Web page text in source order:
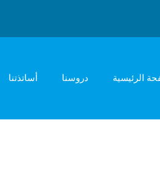
الرئيسية دروسنا أساتذتنا